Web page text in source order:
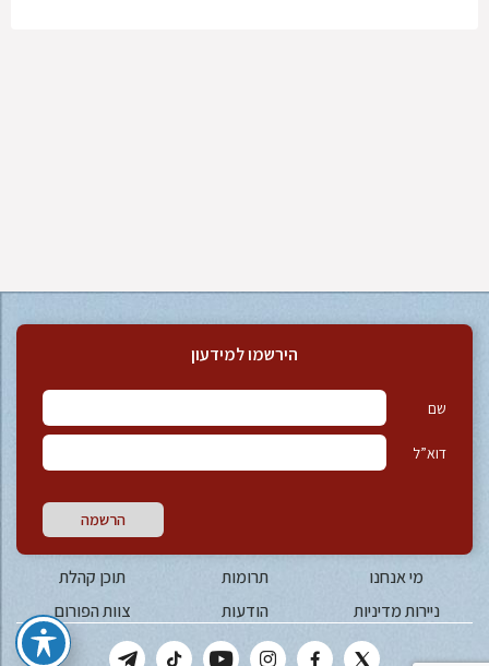
הירשמו למידעון
שם
דוא”ל
הרשמה
מי אנחנו תרומות
תוכן קהלת
ניירות מדיניות
הודעות צוות הפורום